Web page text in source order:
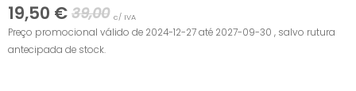
19,50 € 39,00 c/ IVA
Preço promocional válido de 2024-12-27 até 2027-09-30 , salvo rutura
antecipada de stock.